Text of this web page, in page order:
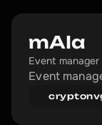
mAIa
Event manager
Event